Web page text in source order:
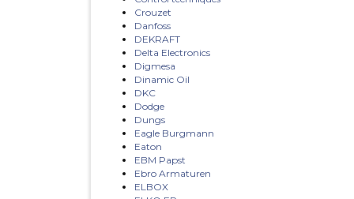
Crouzet
Danfoss
DEKRAFT
Delta Electronics
Digmesa
Dinamic Oil
DKC
Dodge
Dungs
Eagle Burgmann
Eaton
EBM Papst
Ebro Armaturen
ELBOX